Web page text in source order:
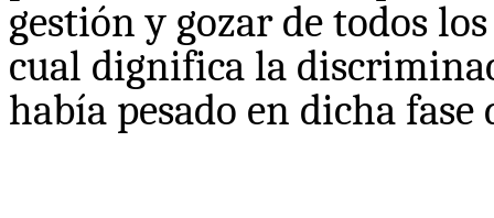
gestión y gozar de todos
cual dignifica la
había pesado en dicha fase